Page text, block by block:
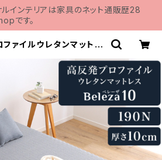
ルインテリアは家具のネット通販歴28
です。
ァイルウレタンマットレ
10S | 家具の通販専